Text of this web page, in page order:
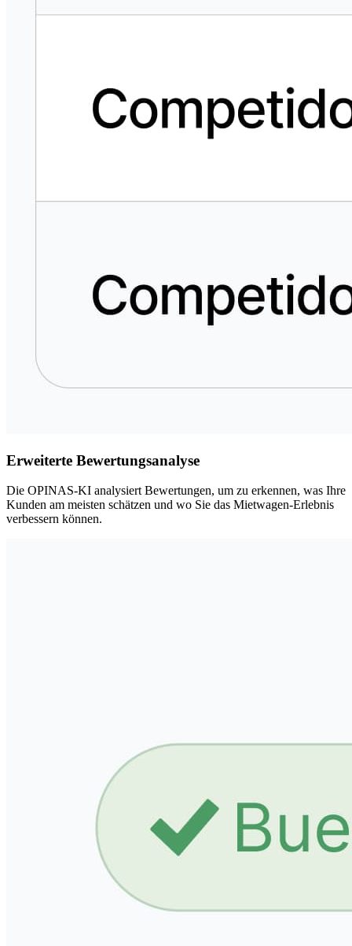
Erweiterte Bewertungsanalyse
Die OPINAS-KI analysiert Bewertungen, um zu erkennen, was Ihre
Kunden am meisten schätzen und wo Sie das Mietwagen-Erlebnis
verbessern können.